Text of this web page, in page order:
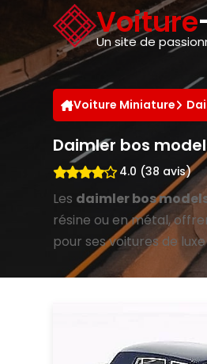
Voiture
Un site de
Voiture Miniature
Daimler bos
4.0 (38 avis)
Les daimler bos
résine ou en métal,
pour ses voitures de
Panneau de gestion des cookies